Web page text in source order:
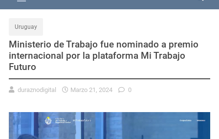
Uruguay
Ministerio de Trabajo fue nominado a premio
internacional por la plataforma Mi Trabajo
Futuro
duraznodigital Marzo 21, 2024 0